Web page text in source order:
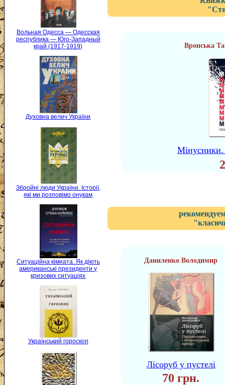
Вольная Одесса — Одесская
республика — Юго-Западный
край (1917-1919)
Духовна велич України
Збройні люди України. Історії,
які ми розповімо онукам
Ситуаційна кімната. Як діють
американські президенти у
кризових ситуаціях
Український гороскоп
Вронська
Мінусники.
Даниленко Володимир
Лісоруб у пустелі
70 грн.